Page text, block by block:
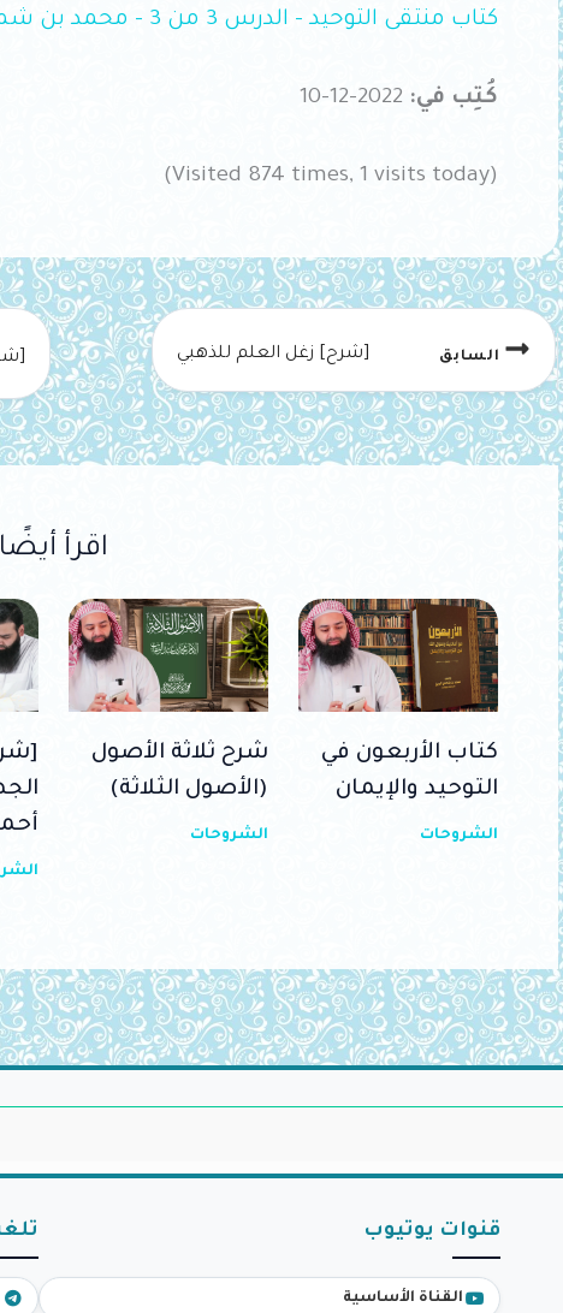
كتاب منتقى التوحيد – الدرس 3 من 3 – محمد بن شمس الدين.mp4
كُتِب في: 2022-12-10
(Visited 874 times, 1 visits today)
السابق [شرح] زغل العلم للذهبي
اقرأ
كتاب الأربعون في
التوحيد والإيمان
الشروحات
شرح ثلاثة الأصول
(الأصول الثلاثة)
الشروحات
قنوات يوتيوب
القناة الأساسية